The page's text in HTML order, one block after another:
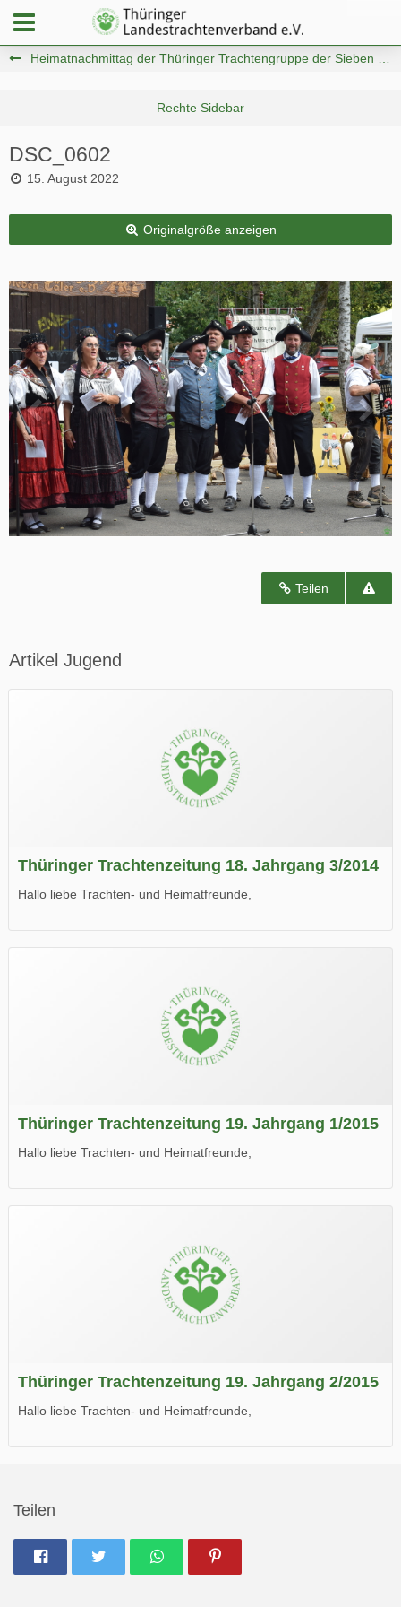
DSC_0602
15. August 2022
Originalgröße anzeigen
Teilen
Artikel Jugend
Thüringer Trachtenzeitung 18. Jahrgang 3/2014
Hallo liebe Trachten- und Heimatfreunde,
Wir wünschen Euch viel Spaß beim Lesen.
Thüringer Trachtenzeitung 19. Jahrgang 1/2015
Hallo liebe Trachten- und Heimatfreunde,
Wir wünschen Euch viel Spaß beim Lesen.
Thüringer Trachtenzeitung 19. Jahrgang 2/2015
Hallo liebe Trachten- und Heimatfreunde,
Teilen